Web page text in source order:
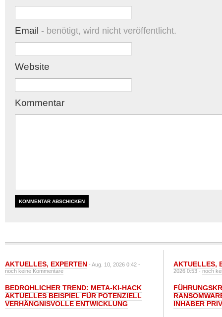
Email - benötigt, wird nicht veröffentlicht.
Website
Kommentar
AKTUELLES, EXPERTEN - Aug. 10, 2026 0:42 -
noch keine Kommentare
BEDROHLICHER TREND: META-KI-HACK
AKTUELLES BEISPIEL FÜR POTENZIELL
VERHÄNGNISVOLLE ENTWICKLUNG
AKTUELLES,
2026 0:53 -noch
INHABER